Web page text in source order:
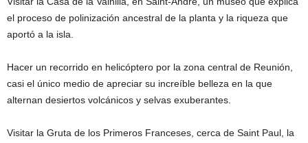
el proceso de polinización ancestral de la planta y la riqueza que
aportó a la isla.
Hacer un recorrido en helicóptero por la zona central de Reunión,
casi el único medio de apreciar su increíble belleza en la que
alternan desiertos volcánicos y selvas exuberantes.
Visitar la Gruta de los Primeros Franceses, cerca de Saint Paul, la